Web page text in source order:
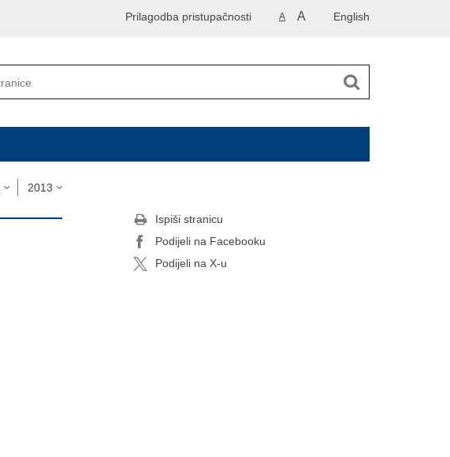
English
A A
Prilagodba pristupačnosti
2013
Ispiši stranicu
Podijeli na Facebooku
Podijeli na X-u